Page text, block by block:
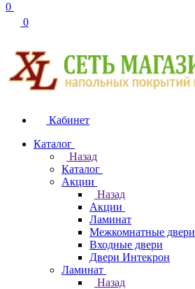
0
0
Кабинет
Каталог
Назад
Каталог
Акции
Назад
Акции
Ламинат
Межкомнатные двери
Входные двери
Двери Интекрон
Ламинат
Назад